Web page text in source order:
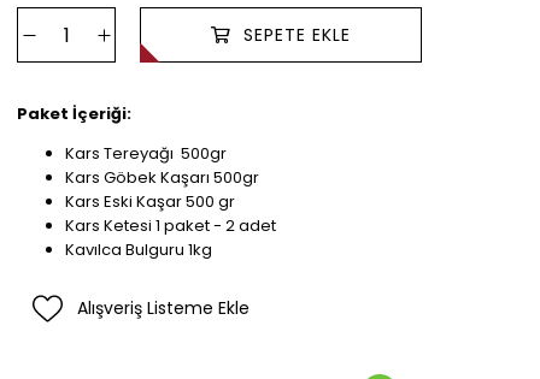
Paket İçeriği:
Kars Tereyağı 500gr
Kars Göbek Kaşarı 500gr
Kars Eski Kaşar 500 gr
Kars Ketesi 1 paket - 2 adet
Kavılca Bulguru 1kg
Alışveriş Listeme Ekle